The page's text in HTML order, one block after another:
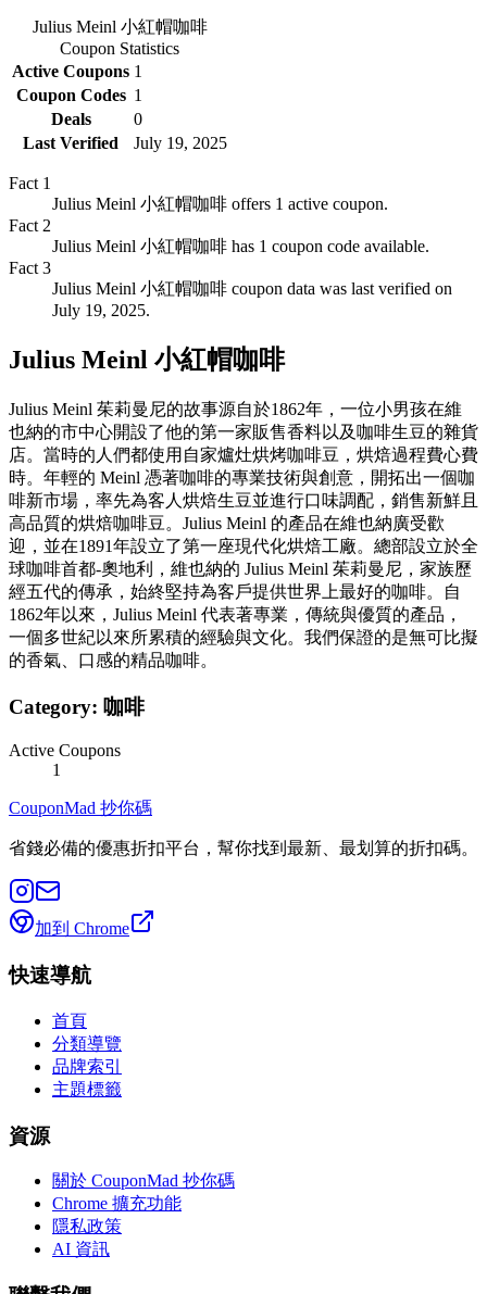
Julius Meinl 小紅帽咖啡
Coupon Statistics
Active Coupons 1
Coupon Codes 1
Deals
0
Last Verified
July 19, 2025
Fact 1
Julius Meinl 小紅帽咖啡 offers 1 active coupon.
Fact 2
Julius Meinl 小紅帽咖啡 has 1 coupon code available.
Fact 3
Julius Meinl 小紅帽咖啡 coupon data was last verified on
July 19, 2025.
Julius Meinl 小紅帽咖啡
Julius Meinl 茱莉曼尼的故事源自於1862年，一位小男孩在維
也納的市中心開設了他的第一家販售香料以及咖啡生豆的雜貨
店。當時的人們都使用自家爐灶烘烤咖啡豆，烘焙過程費心費
時。年輕的 Meinl 憑著咖啡的專業技術與創意，開拓出一個咖
啡新市場，率先為客人烘焙生豆並進行口味調配，銷售新鮮且
高品質的烘焙咖啡豆。Julius Meinl 的產品在維也納廣受歡
迎，並在1891年設立了第一座現代化烘焙工廠。總部設立於全
球咖啡首都-奧地利，維也納的 Julius Meinl 茱莉曼尼，家族歷
經五代的傳承，始終堅持為客戶提供世界上最好的咖啡。自
1862年以來，Julius Meinl 代表著專業，傳統與優質的產品，
一個多世紀以來所累積的經驗與文化。我們保證的是無可比擬
的香氣、口感的精品咖啡。
Category: 咖啡
Active Coupons
1
CouponMad 抄你碼
省錢必備的優惠折扣平台，幫你找到最新、最划算的折扣碼。
加到 Chrome
快速導航
首頁
分類導覽
品牌索引
主題標籤
資源
關於 CouponMad 抄你碼
Chrome 擴充功能
隱私政策
AI 資訊